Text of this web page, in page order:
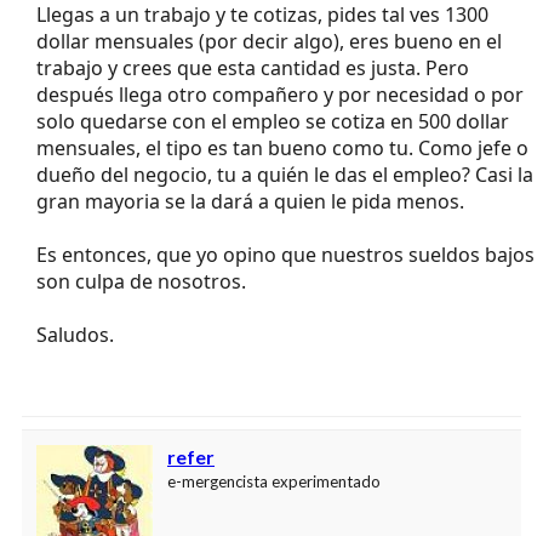
Llegas a un trabajo y te cotizas, pides tal ves 1300
dollar mensuales (por decir algo), eres bueno en el
trabajo y crees que esta cantidad es justa. Pero
después llega otro compañero y por necesidad o por
solo quedarse con el empleo se cotiza en 500 dollar
mensuales, el tipo es tan bueno como tu. Como jefe o
dueño del negocio, tu a quién le das el empleo? Casi la
gran mayoria se la dará a quien le pida menos.
Es entonces, que yo opino que nuestros sueldos bajos
son culpa de nosotros.
Saludos.
refer
e-mergencista experimentado